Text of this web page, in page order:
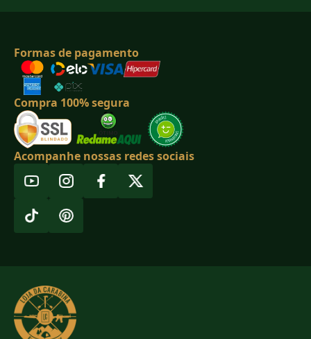
Formas de pagamento
Compra 100% segura
Acompanhe nossas redes sociais